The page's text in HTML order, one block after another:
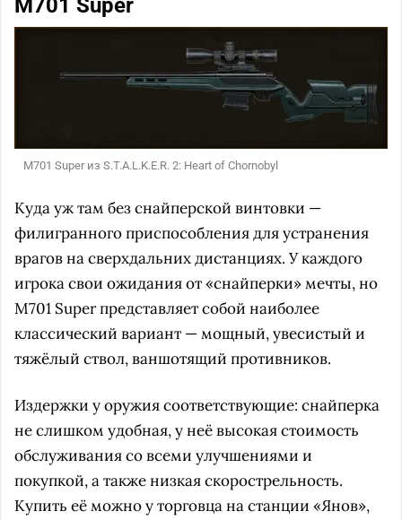
M701 Super
M701 Super из S.T.A.L.K.E.R. 2: Heart of Chornobyl
Куда уж там без снайперской винтовки —
филигранного приспособления для устранения
врагов на сверхдальних дистанциях. У каждого
игрока свои ожидания от «снайперки» мечты, но
M701 Super представляет собой наиболее
классический вариант — мощный, увесистый и
тяжёлый ствол, ваншотящий противников.
Издержки у оружия соответствующие: снайперка
не слишком удобная, у неё высокая стоимость
обслуживания со всеми улучшениями и
покупкой, а также низкая скорострельность.
Купить её можно у торговца на станции «Янов»,